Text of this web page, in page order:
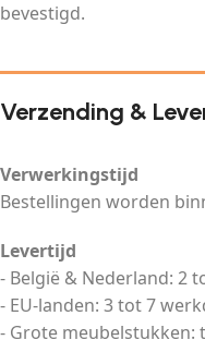
bevestigd.
Verzending &
Verwerkingstijd
Bestellingen worden
Levertijd
- België & Nederland: 2
- EU-landen: 3 tot 7
- Grote meubelstukken: